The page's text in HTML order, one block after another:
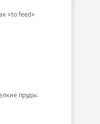
«to feed»
пруды.